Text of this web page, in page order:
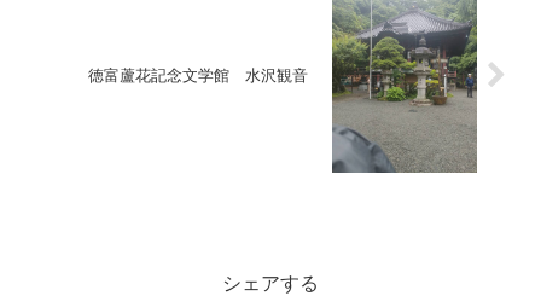
徳富蘆花記念文学館 水沢観音
シェアする